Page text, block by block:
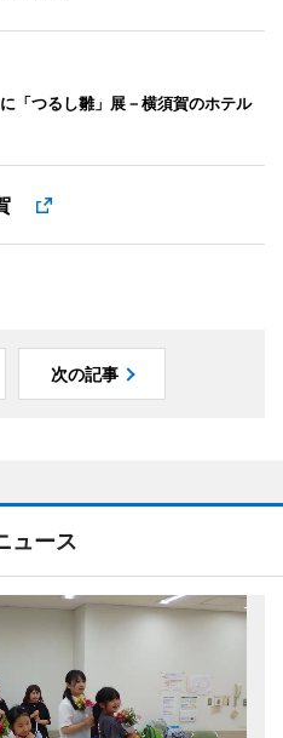
「つるし雛」展－横須賀のホテル
次の記事
ュース